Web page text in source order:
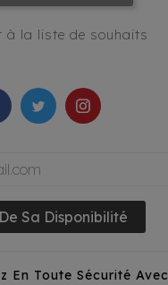
à la liste de souhaits
Sa Disponibilité
En Toute Sécurité Avec